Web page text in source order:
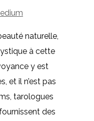
naturelle,
à cette
y est
et il n’est pas
tarologues
des